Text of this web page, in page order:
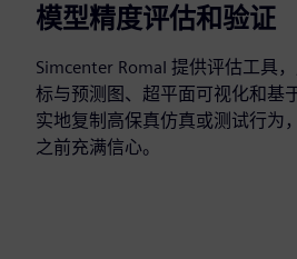
模型精度评估和验证
Simcenter RomaI 提供评估工具
标与预测图、超平面可视化和基
实地复制高保真仿真或测试行为
之前充满信心。